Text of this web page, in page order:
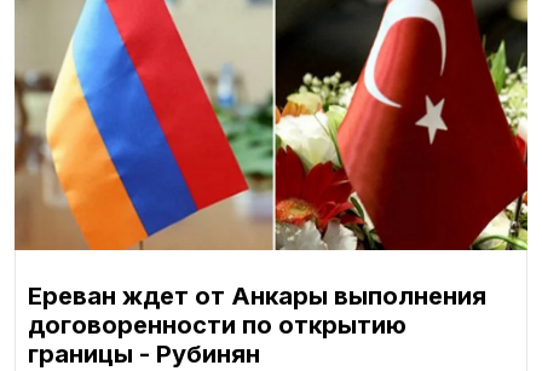
Ереван ждет от Анкары выполнения
договоренности по открытию
границы - Рубинян